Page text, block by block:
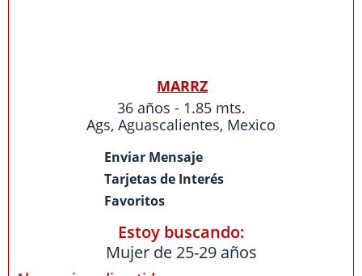
MARRZ
36 años - 1.85 mts.
Ags, Aguascalientes, Mexico
Enviar Mensaje
Tarjetas de Interés
Favoritos
Estoy buscando:
Mujer de 25-29 años